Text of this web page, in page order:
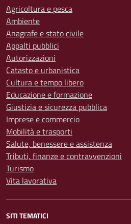
Agricoltura e pesca
Ambiente
Anagrafe e stato civile
Appalti pubblici
Autorizzazioni
Catasto e urbanistica
Cultura e tempo libero
Educazione e formazione
Giustizia e sicurezza pubblica
Imprese e commercio
Mobilità e trasporti
Salute, benessere e assistenza
Tributi, finanze e contravvenzioni
Turismo
Vita lavorativa
SITI TEMATICI